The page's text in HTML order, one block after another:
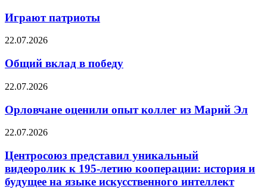
Играют патриоты
22.07.2026
Общий вклад в победу
22.07.2026
Орловчане оценили опыт коллег из Марий Эл
22.07.2026
Центросоюз представил уникальный
видеоролик к 195-летию кооперации: история и
будущее на языке искусственного интеллект